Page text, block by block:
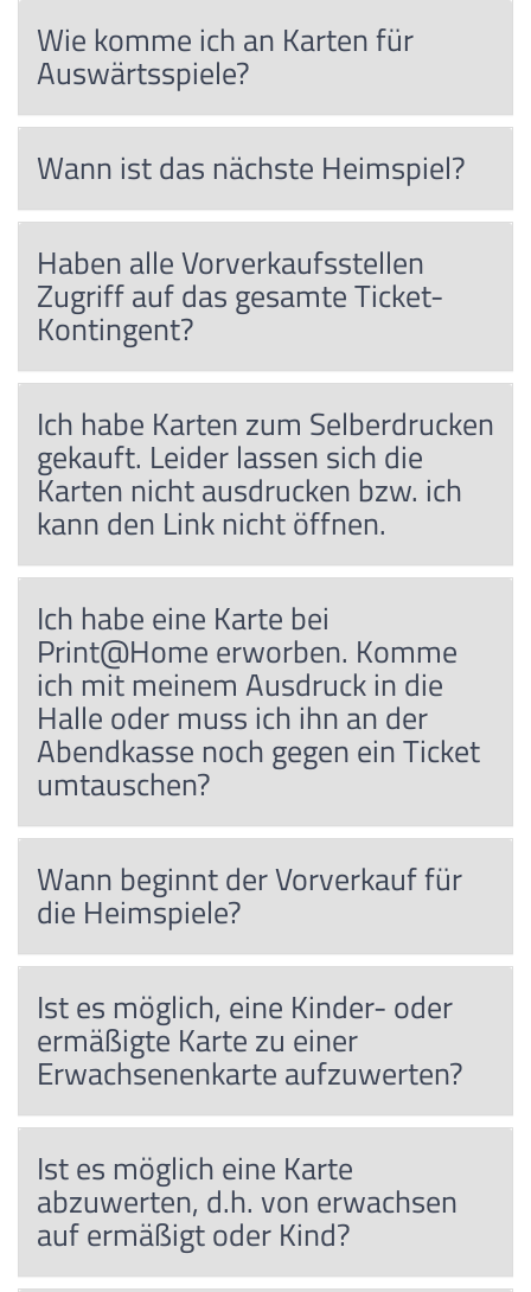
Wie komme ich an Karten für
Auswärtsspiele?
Wann ist das nächste Heimspiel?
Haben alle Vorverkaufsstellen
Zugriff auf das gesamte Ticket-
Kontingent?
Ich habe Karten zum Selberdrucken
gekauft. Leider lassen sich die
Karten nicht ausdrucken bzw. ich
kann den Link nicht öffnen.
Ich habe eine Karte bei
Print@Home erworben. Komme
ich mit meinem Ausdruck in die
Halle oder muss ich ihn an der
Abendkasse noch gegen ein Ticket
umtauschen?
Wann beginnt der Vorverkauf für
die Heimspiele?
Ist es möglich, eine Kinder- oder
ermäßigte Karte zu einer
Erwachsenenkarte aufzuwerten?
Ist es möglich eine Karte
abzuwerten, d.h. von erwachsen
auf ermäßigt oder Kind?